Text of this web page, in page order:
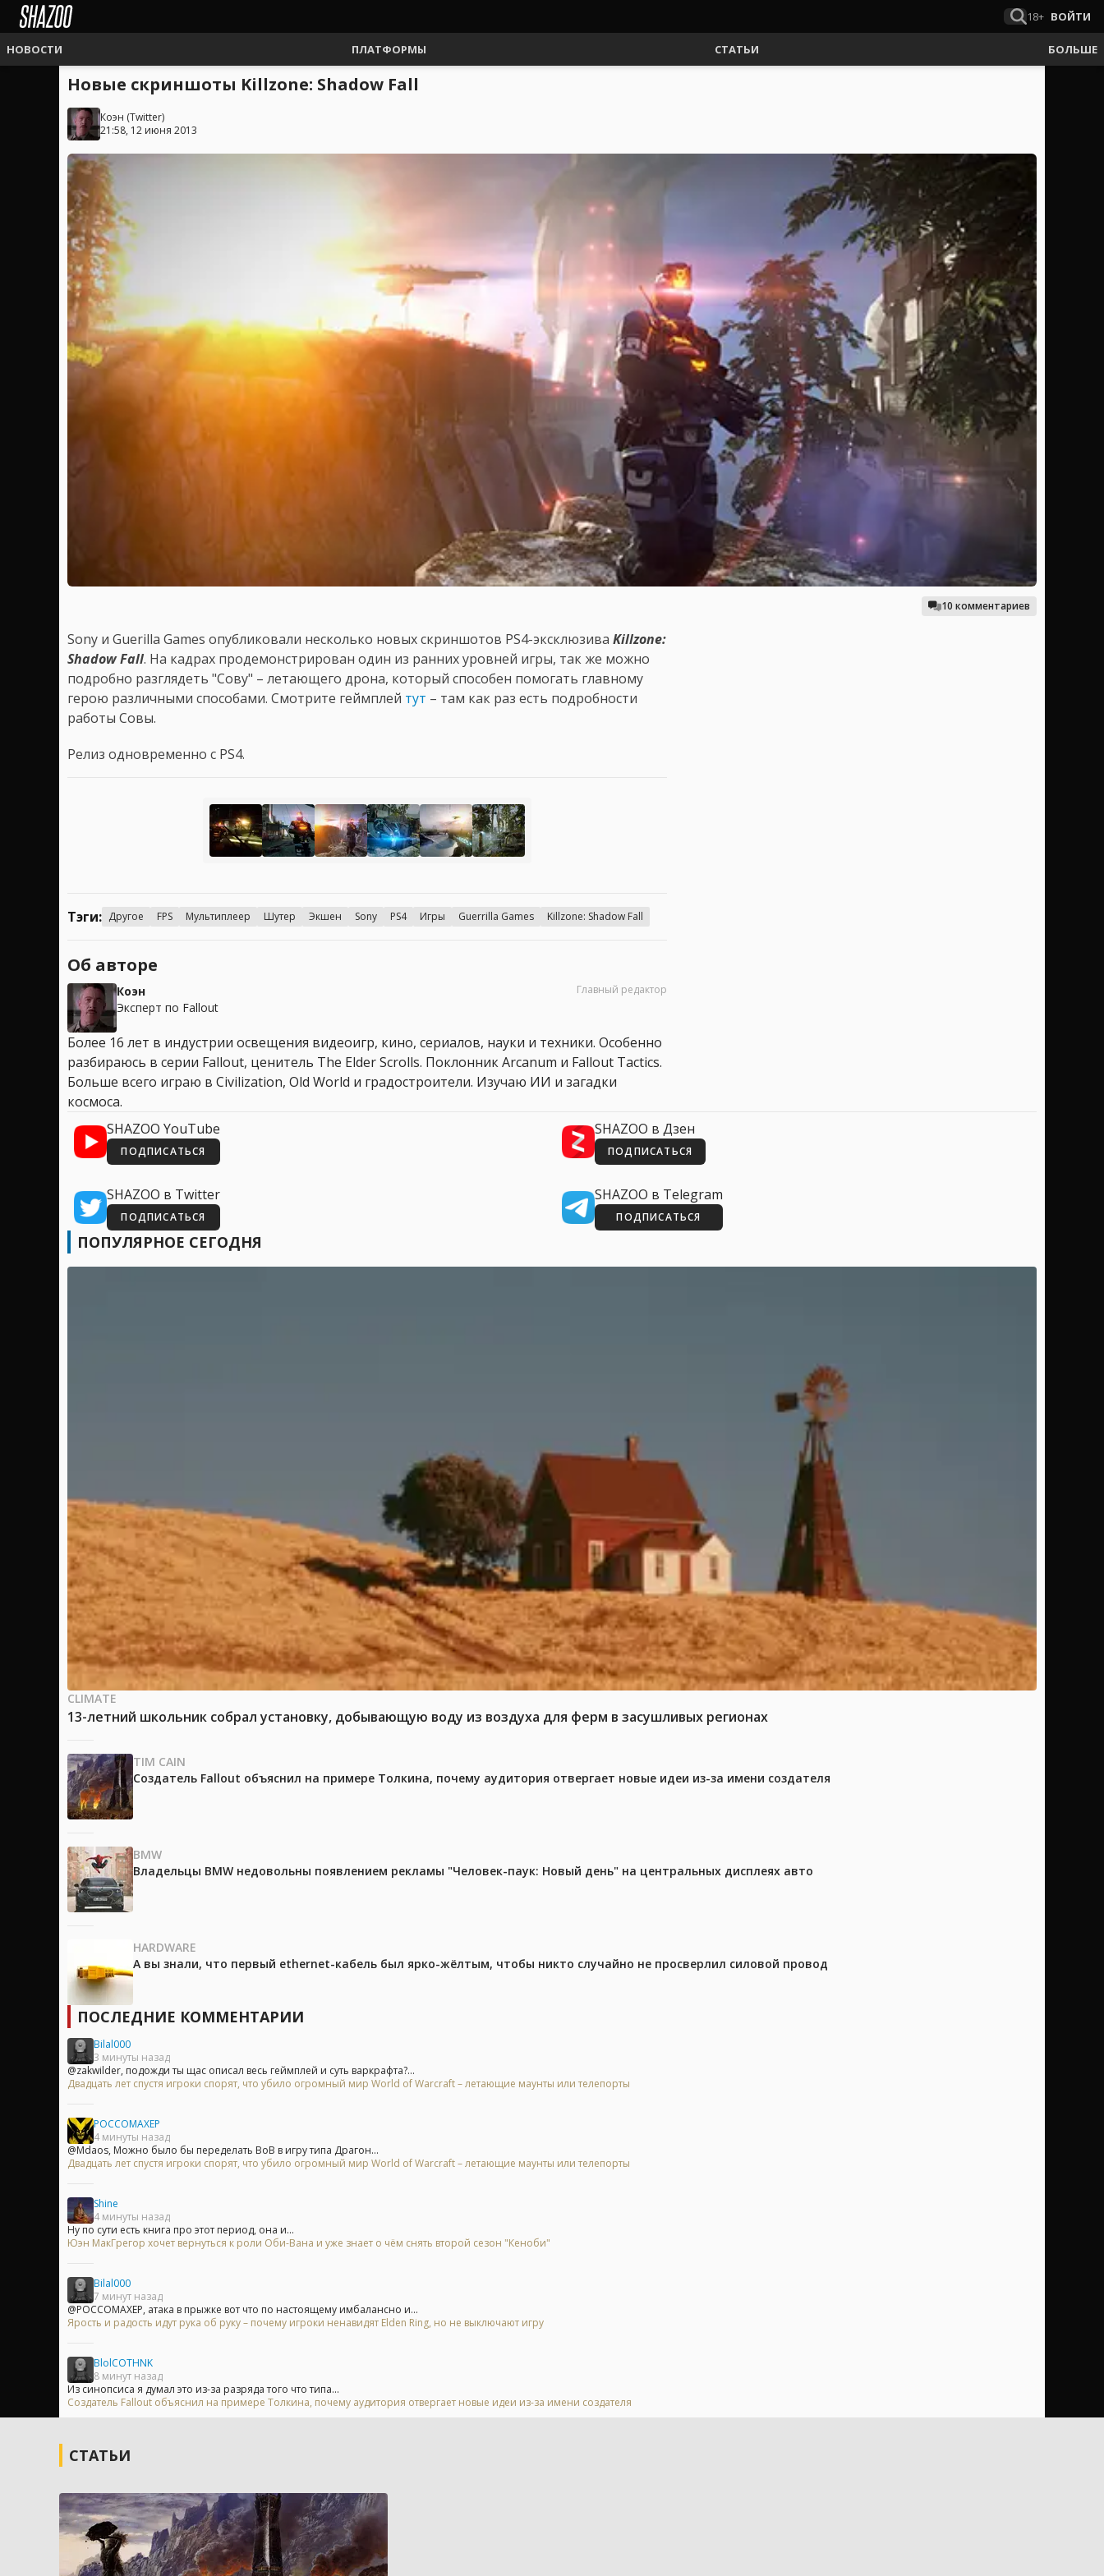
18+ ВОЙТИ
НОВОСТИ ПЛАТФОРМЫ СТАТЬИ БОЛЬШЕ
Новые скриншоты Killzone: Shadow Fall
Коэн (Twitter)
21:58, 12 июня 2013
10 комментариев
Sony и Guerilla Games опубликовали несколько новых скриншотов PS4-эксклюзива Killzone:
Shadow Fall. На кадрах продемонстрирован один из ранних уровней игры, так же можно
подробно разглядеть "Сову" – летающего дрона, который способен помогать главному
герою различными способами. Смотрите геймплей тут – там как раз есть подробности
работы Совы.
Релиз одновременно с PS4.
Тэги: Другое FPS Мультиплеер Шутер Экшен Sony PS4 Игры Guerrilla Games Killzone: Shadow Fall
Об авторе
Коэн
Эксперт по Fallout
Главный редактор
Более 16 лет в индустрии освещения видеоигр, кино, сериалов, науки и техники. Особенно
разбираюсь в серии Fallout, ценитель The Elder Scrolls. Поклонник Arcanum и Fallout Tactics.
Больше всего играю в Civilization, Old World и градостроители. Изучаю ИИ и загадки
космоса.
SHAZOO YouTube
ПОДПИСАТЬСЯ
SHAZOO в Дзен
ПОДПИСАТЬСЯ
SHAZOO в Twitter
ПОДПИСАТЬСЯ
SHAZOO в Telegram
ПОДПИСАТЬСЯ
ПОПУЛЯРНОЕ СЕГОДНЯ
CLIMATE
13-летний школьник собрал установку, добывающую воду из воздуха для ферм в засушливых регионах
TIM CAIN
Создатель Fallout объяснил на примере Толкина, почему аудитория отвергает новые идеи из-за имени создателя
BMW
Владельцы BMW недовольны появлением рекламы "Человек-паук: Новый день" на центральных дисплеях авто
HARDWARE
А вы знали, что первый ethernet-кабель был ярко-жёлтым, чтобы никто случайно не просверлил силовой провод
ПОСЛЕДНИЕ КОММЕНТАРИИ
Bilal000
3 минуты назад
@zakwilder, подожди ты щас описал весь геймплей и суть варкрафта?...
Двадцать лет спустя игроки спорят, что убило огромный мир World of Warcraft – летающие маунты или телепорты
POCCOMAXEP
4 минуты назад
@Mdaos, Можно было бы переделать ВоВ в игру типа Драгон...
Двадцать лет спустя игроки спорят, что убило огромный мир World of Warcraft – летающие маунты или телепорты
Shine
4 минуты назад
Ну по сути есть книга про этот период, она и...
Юэн МакГрегор хочет вернуться к роли Оби-Вана и уже знает о чём снять второй сезон "Кеноби"
Bilal000
7 минут назад
@POCCOMAXEP, атака в прыжке вот что по настоящему имбалансно и...
Ярость и радость идут рука об руку – почему игроки ненавидят Elden Ring, но не выключают игру
BlolCOTHNK
8 минут назад
Из синопсиса я думал это из-за разряда того что типа...
Создатель Fallout объяснил на примере Толкина, почему аудитория отвергает новые идеи из-за имени создателя
СТАТЬИ